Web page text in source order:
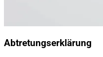
Abtretungserklärung